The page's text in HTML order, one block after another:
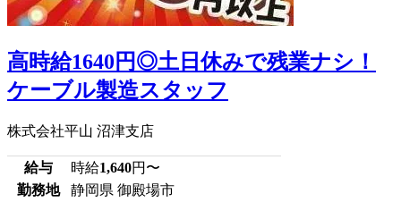
高時給1640円◎土日休みで残業ナシ！
ケーブル製造スタッフ
株式会社平山 沼津支店
給与 時給1,640円〜
勤務地
静岡県 御殿場市